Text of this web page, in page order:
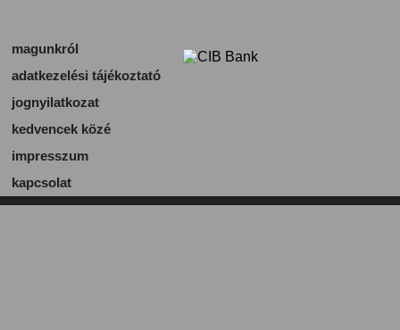
magunkról
adatkezelési tájékoztató
jognyilatkozat
kedvencek közé
impresszum
kapcsolat